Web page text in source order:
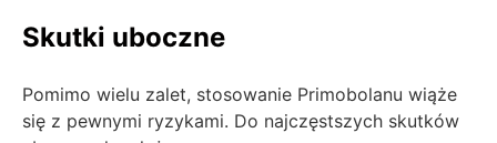
Skutki uboczne
Pomimo wielu zalet, stosowanie Primobolanu wiąże
się z pewnymi ryzykami. Do najczęstszych skutków